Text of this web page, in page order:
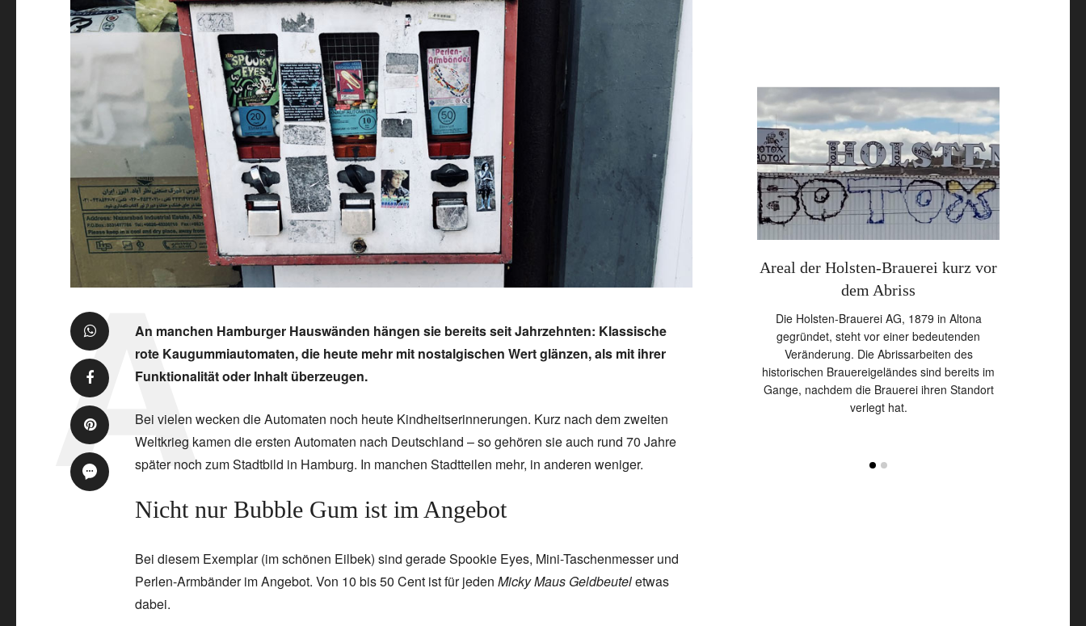
An manchen Hamburger Hauswänden hängen sie bereits seit Jahrzehnten: Klassische
rote Kaugummiautomaten, die heute mehr mit nostalgischen Wert glänzen, als mit ihrer
Funktionalität oder Inhalt überzeugen.
Bei vielen wecken die Automaten noch heute Kindheitserinnerungen. Kurz nach dem zweiten
Weltkrieg kamen die ersten Automaten nach Deutschland – so gehören sie auch rund 70 Jahre
später noch zum Stadtbild in Hamburg. In manchen Stadtteilen mehr, in anderen weniger.
Nicht nur Bubble Gum ist im Angebot
Bei diesem Exemplar (im schönen Eilbek) sind gerade Spookie Eyes, Mini-Taschenmesser und
Perlen-Armbänder im Angebot. Von 10 bis 50 Cent ist für jeden Micky Maus Geldbeuteletwas
dabei.
Trabant in Hamburg – das Kultauto
in der Hansestadt
war einst ein kleines Vermögen wert und
wartete jahrelang auf Auslieferung. Kein
Areal der Holsten-Brauerei kurz vor
dem Abriss
Die Holsten-Brauerei AG, 1879 in Altona
gegründet, steht vor einer bedeutenden
Veränderung. Die Abrissarbeiten des
historischen Brauereigeländes sind bereits im
Gange, nachdem die Brauerei ihren Standort
verlegt hat.